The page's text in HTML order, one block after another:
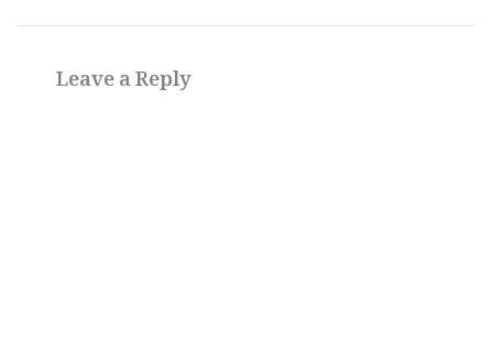
Leave a Reply